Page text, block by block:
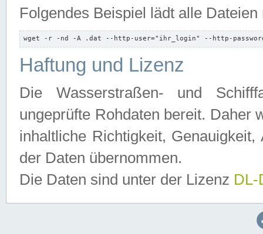
Folgendes Beispiel lädt alle
wget -r -nd -A .dat --http-user="ihr_login" --http-
Haftung und Lizenz
Die Wasserstraßen- und
ungeprüfte Rohdaten bereit. Daher
inhaltliche Richtigkeit,
der Daten übernommen.
Die Daten sind unter der Lizenz